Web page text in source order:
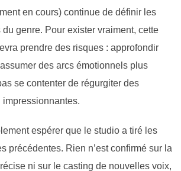
en cours) continue de définir les
genre. Pour exister vraiment, cette
prendre des risques : approfondir
des arcs émotionnels plus
se contenter de régurgiter des
espérer que le studio a tiré les
précédentes. Rien n’est confirmé sur la
ni sur le casting de nouvelles voix,